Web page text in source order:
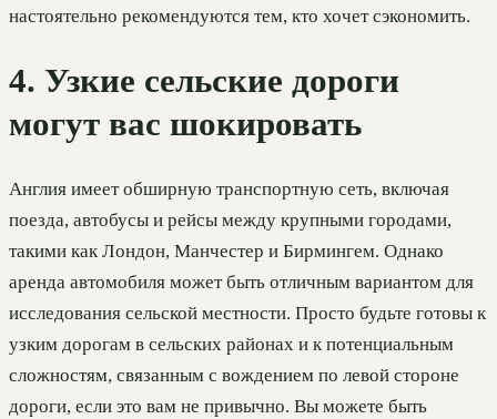
настоятельно рекомендуются тем, кто хочет сэкономить.
4. Узкие сельские дороги
могут вас шокировать
Англия имеет обширную транспортную сеть, включая
поезда, автобусы и рейсы между крупными городами,
такими как Лондон, Манчестер и Бирмингем. Однако
аренда автомобиля может быть отличным вариантом для
исследования сельской местности. Просто будьте готовы к
узким дорогам в сельских районах и к потенциальным
сложностям, связанным с вождением по левой стороне
дороги, если это вам не привычно. Вы можете быть